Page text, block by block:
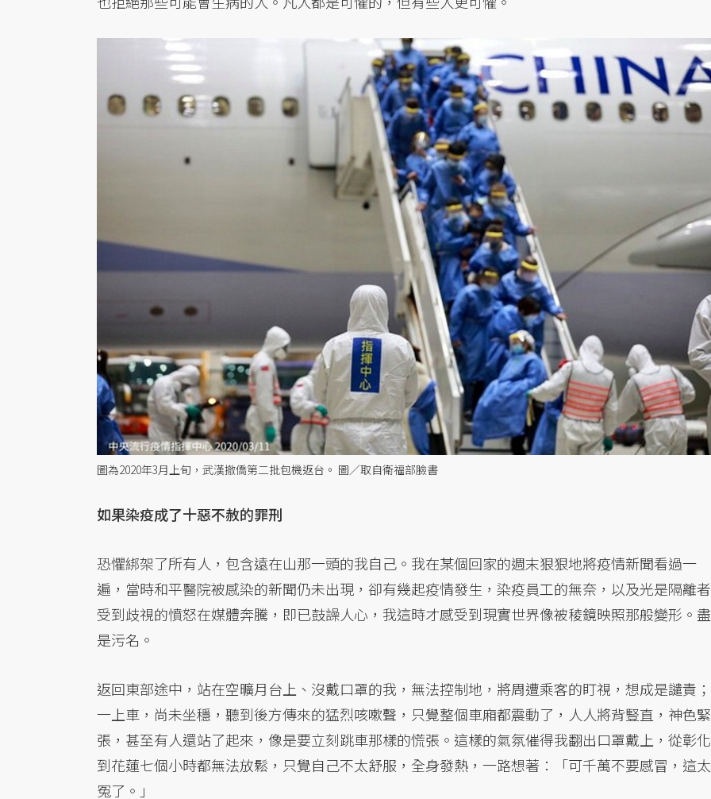
圖為2020年3月上旬，武漢撤僑第二批包機返台。 圖／取自衛福部臉書
如果染疫成了十惡不赦的罪刑
恐懼綁架了所有人，包含遠在山那一頭的我自己。我在某個回家的週末狠狠地將疫情新聞看過一
遍，當時和平醫院被感染的新聞仍未出現，卻有幾起疫情發生，染疫員工的無奈，以及光是隔離者
受到歧視的憤怒在媒體奔騰，即已鼓譟人心，我這時才感受到現實世界像被稜鏡映照那般變形。盡
是污名。
返回東部途中，站在空曠月台上、沒戴口罩的我，無法控制地，將周遭乘客的盯視，想成是譴責；
一上車，尚未坐穩，聽到後方傳來的猛烈咳嗽聲，只覺整個車廂都震動了，人人將背豎直，神色緊
張，甚至有人還站了起來，像是要立刻跳車那樣的慌張。這樣的氣氛催得我翻出口罩戴上，從彰化
到花蓮七個小時都無法放鬆，只覺自己不太舒服，全身發熱，一路想著：「可千萬不要感冒，這太
冤了。」